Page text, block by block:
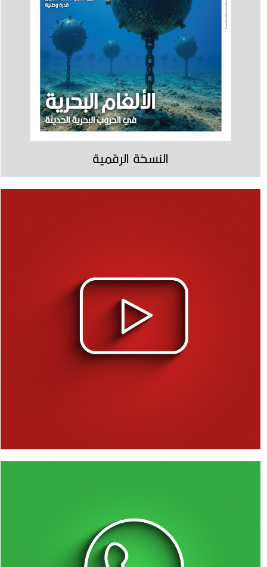
النسخة الرقمية